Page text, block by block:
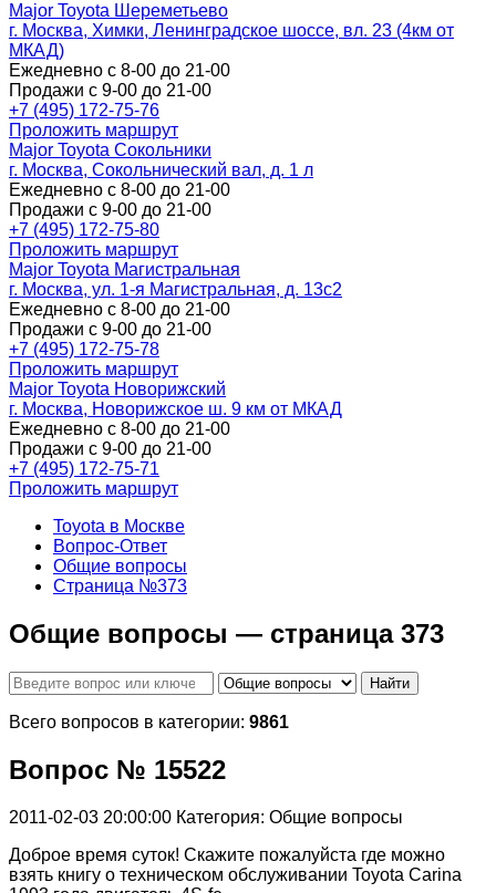
Major Toyota Шереметьево
г. Москва, Химки, Ленинградское шоссе, вл. 23 (4км от
МКАД)
Ежедневно с 8-00 до 21-00
Продажи с 9-00 до 21-00
+7 (495) 172-75-76
Проложить маршрут
Major Toyota Сокольники
г. Москва, Сокольнический вал, д. 1 л
Ежедневно с 8-00 до 21-00
Продажи с 9-00 до 21-00
+7 (495) 172-75-80
Проложить маршрут
Major Toyota Магистральная
г. Москва, ул. 1-я Магистральная, д. 13с2
Ежедневно с 8-00 до 21-00
Продажи с 9-00 до 21-00
+7 (495) 172-75-78
Проложить маршрут
Major Toyota Новорижский
г. Москва, Новорижское ш. 9 км от МКАД
Ежедневно с 8-00 до 21-00
Продажи с 9-00 до 21-00
+7 (495) 172-75-71
Проложить маршрут
Toyota в Москве
Вопрос-Ответ
Общие вопросы
Страница №373
Общие вопросы — страница 373
Найти
Всего вопросов в категории: 9861
Вопрос № 15522
2011-02-03 20:00:00 Категория: Общие вопросы
Доброе время суток! Скажите пожалуйста где можно
взять книгу о техническом обслуживании Toyota Carina